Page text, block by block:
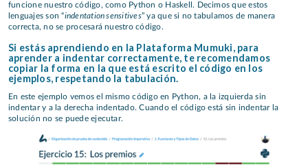
funcione nuestro código, como Python o Haskell. Decimos que estos
lenguajes son “indentation sensitives” ya que si no tabulamos de manera
correcta, no se procesará nuestro código.
Si estás aprendiendo en la Plataforma Mumuki, para
aprender a indentar correctamente, te recomendamos
copiar la forma en la que está escrito el código en los
ejemplos, respetando la tabulación.
En este ejemplo vemos el mismo código en Python, a la izquierda sin
indentar y a la derecha indentado. Cuando el código está sin indentar la
solución no se puede ejecutar.